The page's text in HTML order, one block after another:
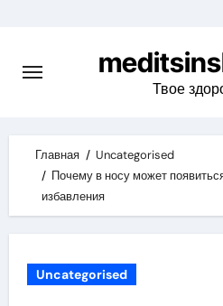
content
Твое
Главная
Uncategorised
Почему в носу может
избавления
Uncategorised